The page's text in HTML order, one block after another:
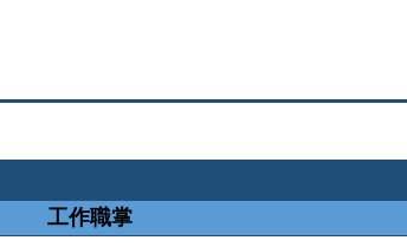
工作職掌